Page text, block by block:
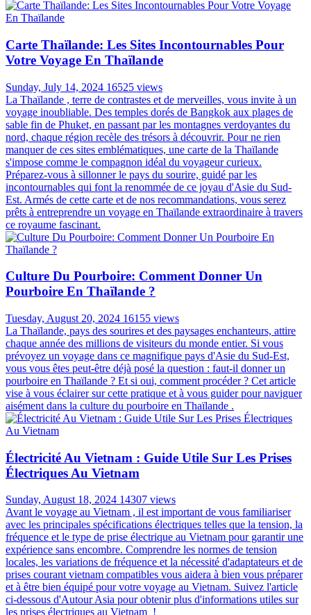
Carte Thaïlande: Les Sites Incontournables Pour
Votre Voyage En Thaïlande
Sunday, July 14, 2024 16525 views
La Thaïlande , terre de contrastes et de merveilles, vous invite à un
voyage inoubliable. Des temples dorés de Bangkok aux plages de
sable fin de Phuket, en passant par les montagnes verdoyantes du
nord, chaque région recèle des trésors à découvrir. Pour ne rien
manquer de ces sites emblématiques, une carte de la Thaïlande
s'impose comme le compagnon idéal du voyageur curieux.
Préparez-vous à sillonner le pays du sourire, guidé par les
incontournables qui font la renommée de ce joyau d'Asie du Sud-
Est. Armés de cette carte et de nos recommandations, vous serez
prêts à entreprendre un voyage en Thaïlande extraordinaire à travers
ce royaume fascinant.
Culture Du Pourboire: Comment Donner Un
Pourboire En Thaïlande ?
Tuesday, August 20, 2024 16155 views
La Thaïlande, pays des sourires et des paysages enchanteurs, attire
chaque année des millions de visiteurs du monde entier. Si vous
prévoyez un voyage dans ce magnifique pays d'Asie du Sud-Est,
vous vous êtes peut-être déjà posé la question : faut-il donner un
pourboire en Thaïlande ? Et si oui, comment procéder ? Cet article
vise à vous éclairer sur cette pratique et à vous guider pour naviguer
aisément dans la culture du pourboire en Thaïlande .
Électricité Au Vietnam : Guide Utile Sur Les Prises
Électriques Au Vietnam
Sunday, August 18, 2024 14307 views
Avant le voyage au Vietnam , il est important de vous familiariser
avec les principales spécifications électriques telles que la tension, la
fréquence et le type de prise électrique au Vietnam pour garantir une
expérience sans encombre. Comprendre les normes de tension
locales, les variations de fréquence et la nécessité d'adaptateurs et de
prises courant vietnam compatibles vous aidera à bien vous préparer
et à être bien équipé pour votre voyage au Vietnam. Suivez l'article
ci-dessous d'Autour Asia pour obtenir plus d'informations utiles sur
les prises électriques au Vietnam !